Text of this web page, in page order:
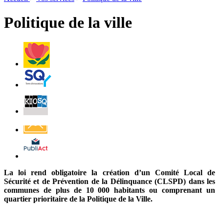
Politique de la ville
Villes
et
Villages
Fleuris
Saint-
Quentin
Billetterie
Affichage
légal
La loi rend obligatoire la création d’un Comité Local de
Sécurité et de Prévention de la Délinquance (CLSPD) dans les
communes de plus de 10 000 habitants ou comprenant un
quartier prioritaire de la Politique de la Ville.